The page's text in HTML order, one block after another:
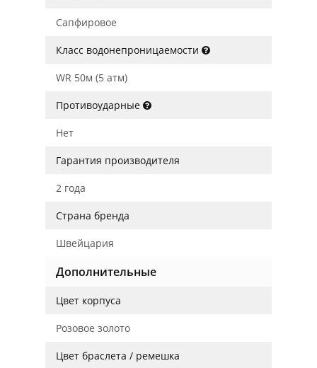
Сапфировое
Класс водонепроницаемости
WR 50м (5 атм)
Противоударные
Нет
Гарантия производителя
2 года
Страна бренда
Швейцария
Дополнительные
Цвет корпуса
Розовое золото
Цвет браслета / ремешка